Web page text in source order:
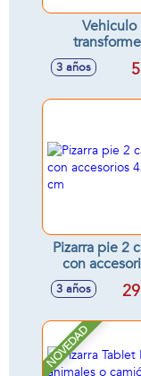
Vehiculo
fricción,
3 años
Pizarra pie 2
con
42x59 cm
3 años
NOVEDAD